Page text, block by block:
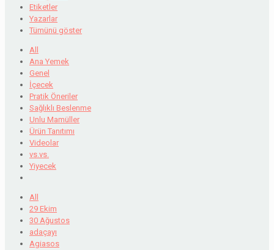
Etiketler
Yazarlar
Tümünü göster
All
Ana Yemek
Genel
İçecek
Pratik Öneriler
Sağlıklı Beslenme
Unlu Mamüller
Ürün Tanıtımı
Videolar
vs.vs.
Yiyecek
All
29 Ekim
30 Ağustos
adaçayı
Agiasos